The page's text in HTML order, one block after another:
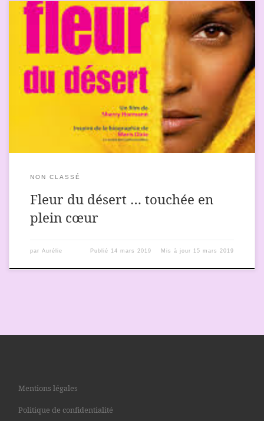
Sur Arte, je regarde ce téléfilm autobiographique d’une
mannequin originaire de Somalie…Waris. Je suis attentive à son
parcours : le film, par de subtiles et brèves incursions dans son
passé, me permet de comprendre progressivement quelle ont
été son histoire, ses souvenirs et ses souffrances, … Je ne passe
NON CLASSÉ
Fleur du désert … touchée en
plein cœur
par Aurélie Publié 14 mars 2019 Mis à jour 15 mars 2019
Mentions légales
Politique de confidentialité